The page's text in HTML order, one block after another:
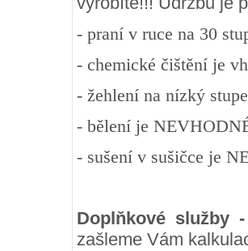
- praní v ruce na 30
- chemické čištění je
- žehlení na nízký
- bělení je
- sušení v sušičce je
Doplňkové služby
zašleme Vám